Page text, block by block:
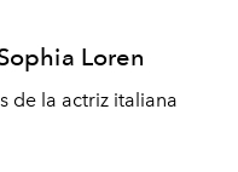
Loren
de la actriz italiana